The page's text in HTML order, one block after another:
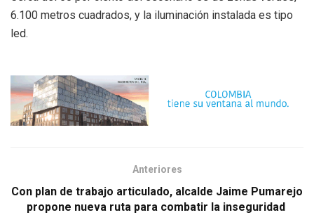
6.100 metros cuadrados, y la iluminación instalada es tipo
led.
Anteriores
Con plan de trabajo articulado, alcalde Jaime Pumarejo
propone nueva ruta para combatir la inseguridad